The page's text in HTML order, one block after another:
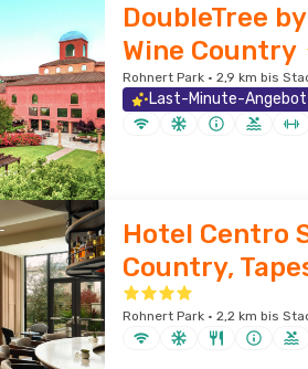
DoubleTree
Wine Country
Rohnert Park · 2,9 km bis
Last-Minute-Angebot
Hotel Centro
Country,
Rohnert Park · 2,2 km bis